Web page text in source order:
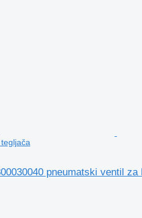
pneumatski ventil